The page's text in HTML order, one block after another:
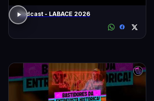
Podcast - LABACE 2026